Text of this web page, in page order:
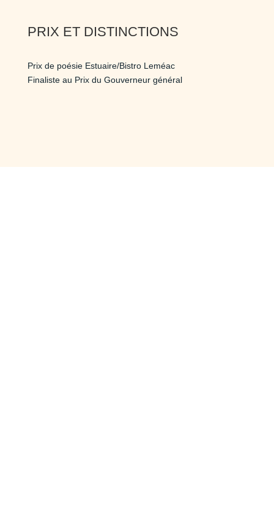
PRIX ET DISTINCTIONS
Prix de poésie Estuaire/Bistro Leméac
Finaliste au Prix du Gouverneur général